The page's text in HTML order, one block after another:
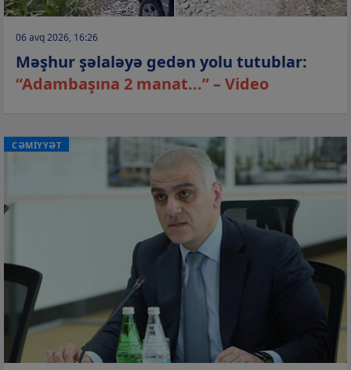
06 avq 2026, 16:26
Məşhur şəlaləyə gedən yolu tutublar:
“Adambaşına 2 manat...” – Video
CƏMİYYƏT